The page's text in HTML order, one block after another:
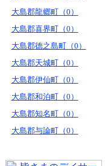
大島郡龍郷町（0）
大島郡喜界町（0）
大島郡徳之島町（0）
大島郡天城町（0）
大島郡伊仙町（0）
大島郡和泊町（0）
大島郡知名町（0）
大島郡与論町（0）